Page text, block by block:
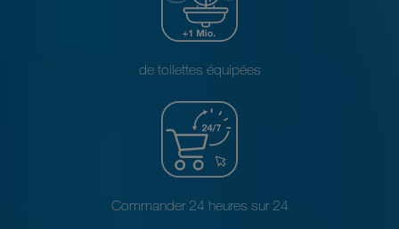
de toilettes équipées
Commander 24 heures sur 24